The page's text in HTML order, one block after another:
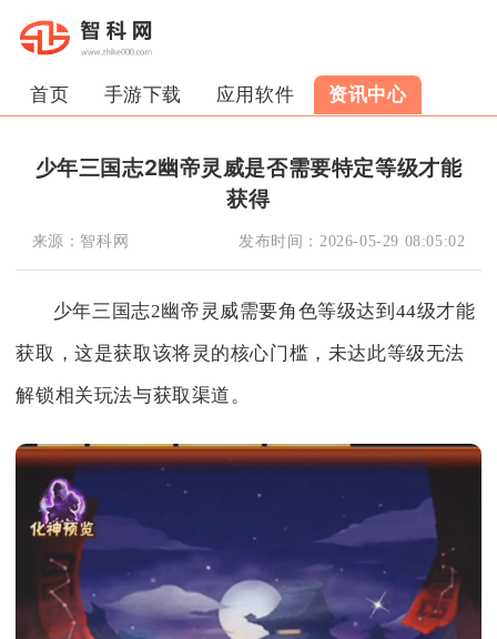
首页 手游下载 应用软件 资讯中心
少年三国志2幽帝灵威是否需要特定等级才能
获得
来源： 智科网 发布时间： 2026-05-29 08:05:02
少年三国志2幽帝灵威需要角色等级达到44级才能
获取，这是获取该将灵的核心门槛，未达此等级无法
解锁相关玩法与获取渠道。